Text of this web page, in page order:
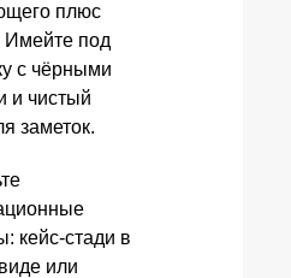
плюс
Имейте под
с чёрными
и чистый
заметок.
кейс‑стади в
или